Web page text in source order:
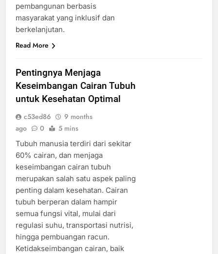
pembangunan berbasis
masyarakat yang inklusif dan
berkelanjutan.
Read More
Pentingnya Menjaga
Keseimbangan Cairan Tubuh
untuk Kesehatan Optimal
c53ed86
9 months
ago
0 5 mins
Tubuh manusia terdiri dari sekitar
60% cairan, dan menjaga
keseimbangan cairan tubuh
merupakan salah satu aspek paling
penting dalam kesehatan. Cairan
tubuh berperan dalam hampir
semua fungsi vital, mulai dari
regulasi suhu, transportasi nutrisi,
hingga pembuangan racun.
Ketidakseimbangan cairan, baik